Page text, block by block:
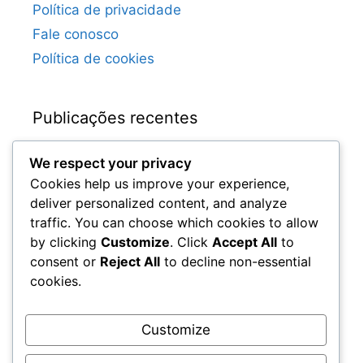
Política de privacidade
Fale conosco
Política de cookies
Publicações recentes
Requisitos de Atualização da Edição Ultimate
de Spider-Man: Miles Morales
Disponibilidade de Atualização da Edição
Ultimate de Spider-Man: Miles Morales
Análise do Upgrade da Edição Ultimate de
Spider-Man: Miles Morales
Características do Upgrade
Spider-Man: Miles Morales Código de
We respect your privacy
Cookies help us improve your experience,
deliver personalized content, and analyze
traffic. You can choose which cookies to allow
by clicking Customize. Click Accept All to
consent or Reject All to decline non-essential
cookies.
Customize